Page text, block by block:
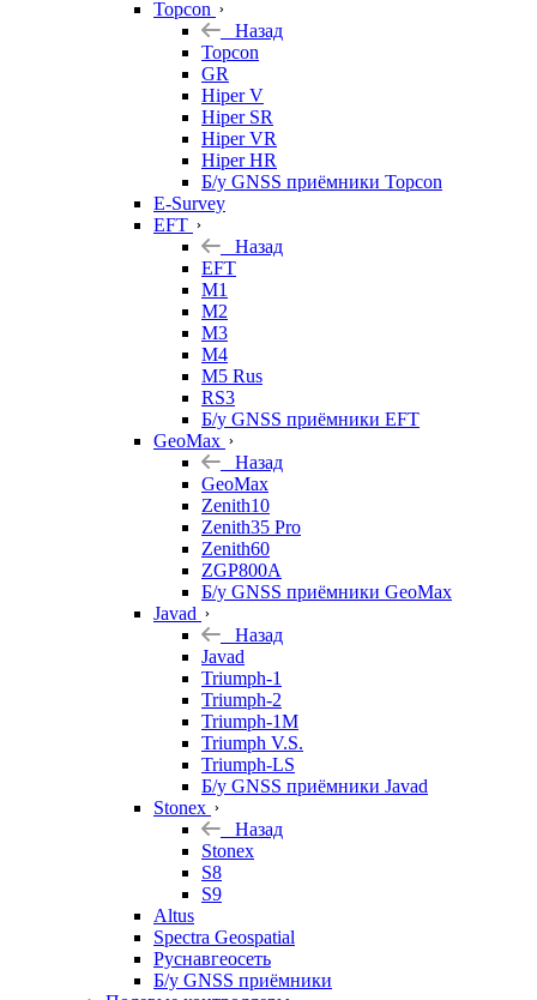
Topcon
Назад
Topcon
GR
Hiper V
Hiper SR
Hiper VR
Hiper HR
Б/у GNSS приёмники Topcon
E-Survey
EFT
Назад
EFT
M1
M2
M3
M4
M5 Rus
RS3
Б/у GNSS приёмники EFT
GeoMax
Назад
GeoMax
Zenith10
Zenith35 Pro
Zenith60
ZGP800A
Б/у GNSS приёмники GeoMax
Javad
Назад
Javad
Triumph-1
Triumph-2
Triumph-1M
Triumph V.S.
Triumph-LS
Б/у GNSS приёмники Javad
Stonex
Назад
Stonex
S8
S9
Altus
Spectra Geospatial
Руснавгеосеть
Б/у GNSS приёмники